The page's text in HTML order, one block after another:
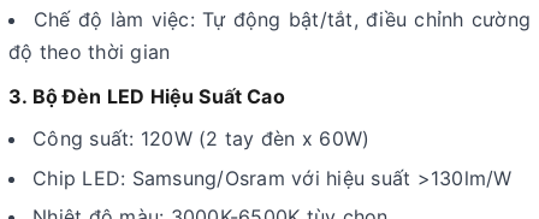
Chế độ làm việc: Tự động bật/tắt, điều chỉnh cường
độ theo thời gian
3. Bộ Đèn LED Hiệu Suất Cao
Công suất: 120W (2 tay đèn x 60W)
Chip LED: Samsung/Osram với hiệu suất >130lm/W